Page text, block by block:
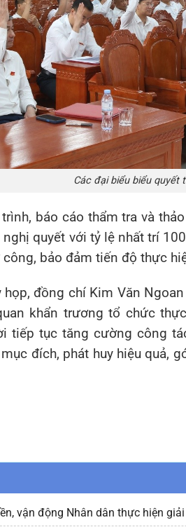
Các đại biểu biểu quyết
báo cáo thẩm tra và
quyết với tỷ lệ nhất trí
bảo đảm tiến độ thực
họp, đồng chí Kim Văn
khẩn trương tổ chức
tiếp tục tăng cường công
đích, phát huy hiệu quả,
vận động Nhân dân thực hiện